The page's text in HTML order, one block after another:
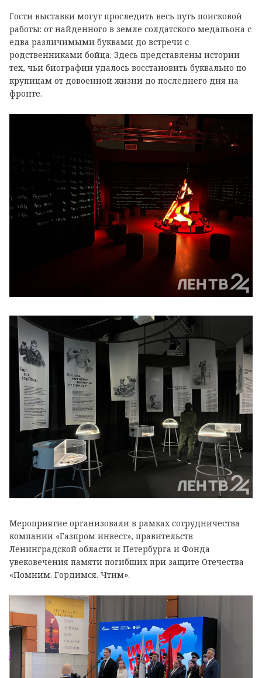
Гости выставки могут проследить весь путь поисковой
работы: от найденного в земле солдатского медальона с
едва различимыми буквами до встречи с
родственниками бойца. Здесь представлены истории
тех, чьи биографии удалось восстановить буквально по
крупицам от довоенной жизни до последнего дня на
фронте.
Мероприятие организовали в рамках сотрудничества
компании «Газпром инвест», правительств
Ленинградской области и Петербурга и Фонда
увековечения памяти погибших при защите Отечества
«Помним. Гордимся. Чтим».